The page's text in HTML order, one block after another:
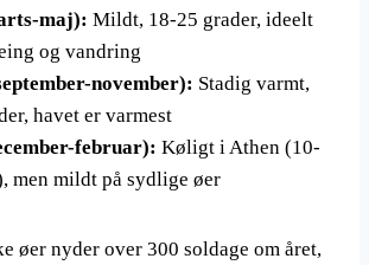
maj): Mildt, 18-25 grader, ideelt
og vandring
november): Stadig varmt,
havet er varmest
februar): Køligt i Athen (10-
men mildt på sydlige øer
øer nyder over 300 soldage om året,